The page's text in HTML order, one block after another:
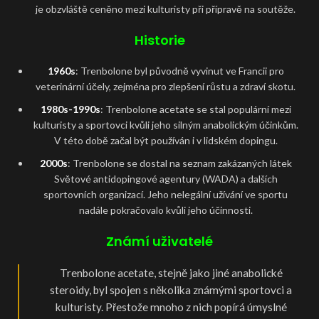
je obzvláště ceněno mezi kulturisty při přípravě na soutěže.
Historie
1960s: Trenbolone byl původně vyvinut ve Francii pro
veterinární účely, zejména pro zlepšení růstu a zdraví skotu.
1980s-1990s: Trenbolone acetate se stal populární mezi
kulturisty a sportovci kvůli jeho silným anabolickým účinkům.
V této době začal být používán i v lidském dopingu.
2000s: Trenbolone se dostal na seznam zakázaných látek
Světové antidopingové agentury (WADA) a dalších
sportovních organizací. Jeho nelegální užívání ve sportu
nadále pokračovalo kvůli jeho účinnosti.
Známí uživatelé
Trenbolone acetate, stejně jako jiné anabolické
steroidy, byl spojen s několika známými sportovci a
kulturisty. Přestože mnoho z nich popírá úmyslné